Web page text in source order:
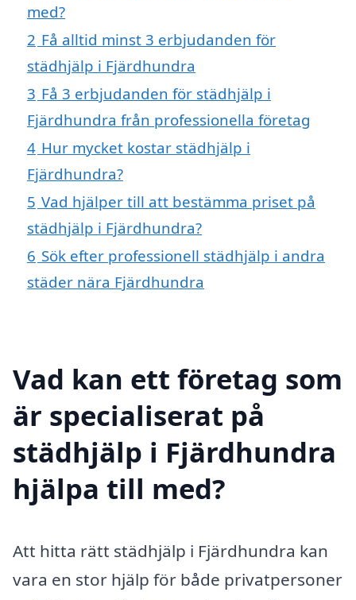
med?
2 Få alltid minst 3 erbjudanden för
städhjälp i Fjärdhundra
3 Få 3 erbjudanden för städhjälp i
Fjärdhundra från professionella företag
4 Hur mycket kostar städhjälp i
Fjärdhundra?
5 Vad hjälper till att bestämma priset på
städhjälp i Fjärdhundra?
6 Sök efter professionell städhjälp i andra
städer nära Fjärdhundra
Vad kan ett företag som
är specialiserat på
städhjälp i Fjärdhundra
hjälpa till med?
Att hitta rätt städhjälp i Fjärdhundra kan
vara en stor hjälp för både privatpersoner